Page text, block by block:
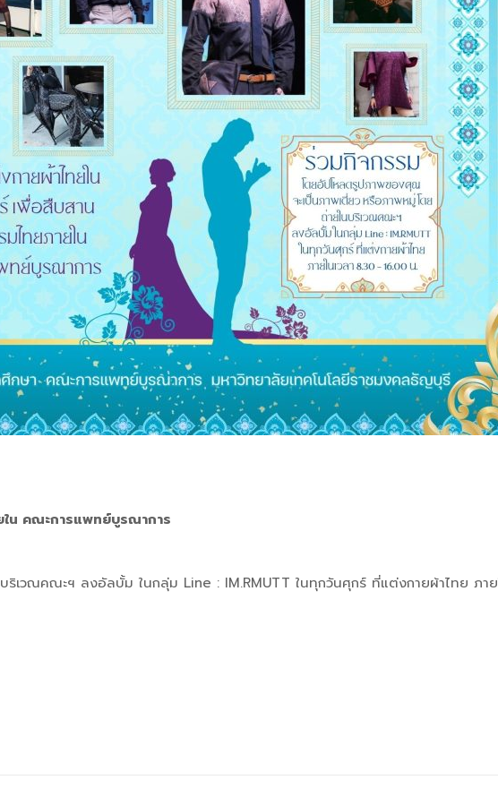
น คณะการแพทย์บูรณาการ
เวณคณะฯ ลงอัลบั้ม ในกลุ่ม Line : IM.RMUTT ในทุกวันศุกร์ ที่แต่งกายผ้าไทย ภา